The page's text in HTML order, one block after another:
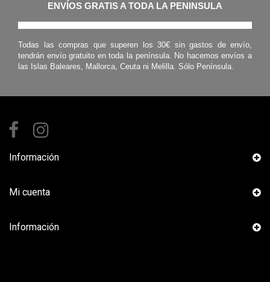
ENVÍOS GRATIS A TODA LA PENINSULA
Todas las compras que superen los 30€ sin gastos de envío,
tendrán envío gratuito en toda la península. No hacemos envíos a
las Islas Baleares, Mallorca, Ceuta ni Melilla. Sólo Península.
Información
Mi cuenta
Información